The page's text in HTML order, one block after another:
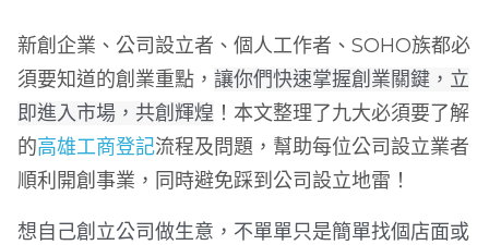
新創企業、公司設立者、個人工作者、SOHO族都必
須要知道的創業重點，讓你們快速掌握創業關鍵，立
即進入市場，共創輝煌 ！本文整理了九大必須要了解
的高雄工商登記流程及問題，幫助每位公司設立業者
順利開創事業，同時避免踩到公司設立地雷！
想自己創立公司做生意，不單單只是簡單找個店面或